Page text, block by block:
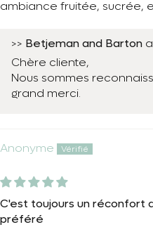
ambiance fruitée, sucrée,
>> Betjeman and Barton
Chère cliente,
Nous sommes
grand merci.
Anonyme
C'est toujours un réconfort
préféré